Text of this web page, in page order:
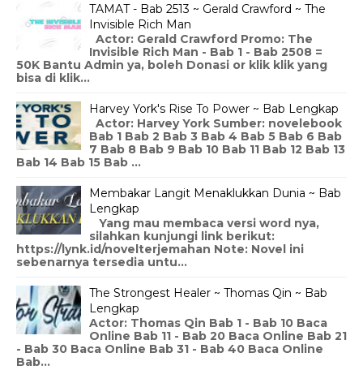
TAMAT - Bab 2513 ~ Gerald Crawford ~ The
Invisible Rich Man
Actor: Gerald Crawford Promo: The
Invisible Rich Man - Bab 1 - Bab 2508 =
50K Bantu Admin ya, boleh Donasi or klik klik yang
bisa di klik...
Harvey York's Rise To Power ~ Bab Lengkap
Actor: Harvey York Sumber: novelebook
Bab 1 Bab 2 Bab 3 Bab 4 Bab 5 Bab 6 Bab
7 Bab 8 Bab 9 Bab 10 Bab 11 Bab 12 Bab 13
Bab 14 Bab 15 Bab ...
Membakar Langit Menaklukkan Dunia ~ Bab
Lengkap
Yang mau membaca versi word nya,
silahkan kunjungi link berikut:
https://lynk.id/novelterjemahan Note: Novel ini
sebenarnya tersedia untu...
The Strongest Healer ~ Thomas Qin ~ Bab
Lengkap
Actor: Thomas Qin Bab 1 - Bab 10 Baca
Online Bab 11 - Bab 20 Baca Online Bab 21
- Bab 30 Baca Online Bab 31 - Bab 40 Baca Online
Bab...